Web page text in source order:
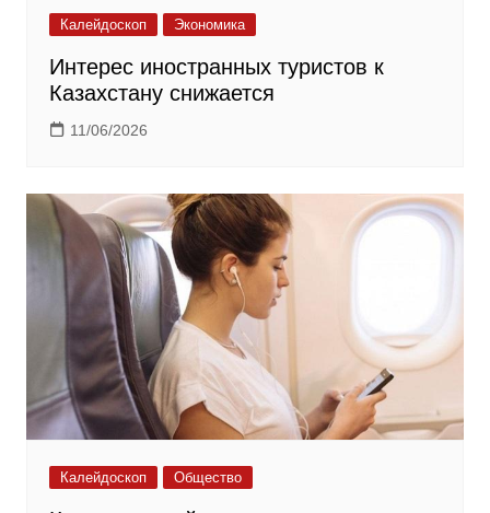
Калейдоскоп Экономика
Интерес иностранных туристов к
Казахстану снижается
11/06/2026
Калейдоскоп Общество